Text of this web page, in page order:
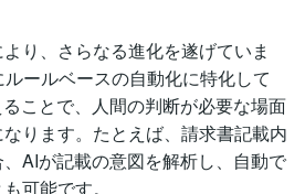
り、さらなる進化を遂げていま
ールベースの自動化に特化して
ことで、人間の判断が必要な場面
ります。たとえば、請求書記載内
AIが記載の意図を解析し、自動で
可能です。